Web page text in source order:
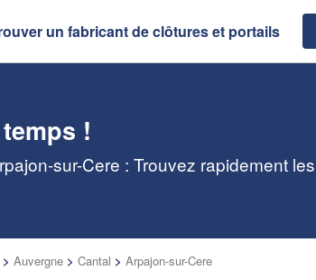
un fabricant de clôtures et portails
!
sur-Cere : Trouvez rapidement
> Auvergne > Cantal > Arpajon-sur-Cere